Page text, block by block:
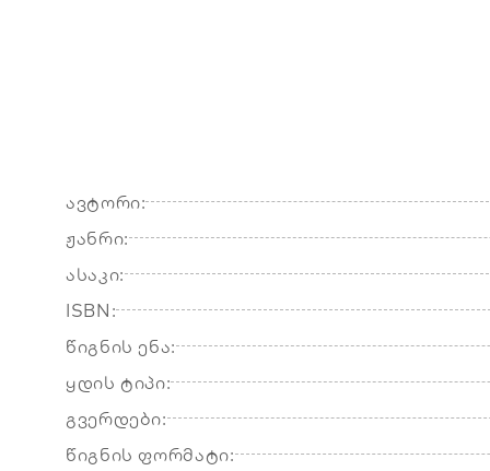
ავტორი:
ჟანრი:
ასაკი:
ISBN:
წიგნის ენა:
ყდის ტიპი:
გვერდები:
წიგნის ფორმატი: